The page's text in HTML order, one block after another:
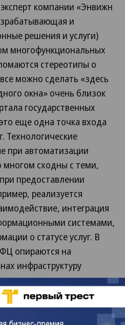
компании «Энвижн
и
решения и услуги)
многофункциональных
стереотипы о
можно сделать «здесь
окна» очень близок
государственных
еще одна точка входа
Технологические
при автоматизации
сходны с теми,
предоставлении
реализуется
интеграция
системами,
о статусе услуг. В
опираются на
инфраструктуру
и стимулируют ее
технологиям